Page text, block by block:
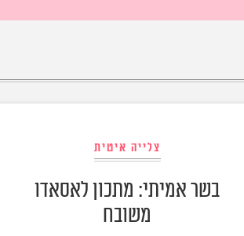
צלייה איטית
בשר אמיתי: מתכון לאסאדו
משובח